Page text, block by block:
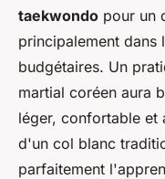
taekwondo pour un
principalement dans
budgétaires. Un
martial coréen aura
léger, confortable et
d'un col blanc
parfaitement